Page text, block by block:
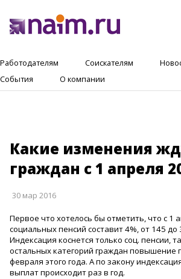
Работодателям Соискателям
События
О компании
Какие изменения
граждан с 1 апреля
30 мар 2016
Первое что хотелось бы отметить, что с 1
социальных пенсий составит 4%, от 145 до
Индексация коснется только соц. пенсии,
остальных категорий граждан повышение
февраля этого года. А по закону
выплат происходит раз в год.